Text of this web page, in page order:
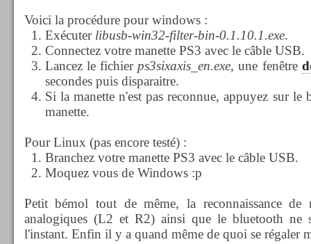
Voici la procédure pour windows :
Exécuter libusb-win32-filter-bin-0.1.10.1.exe.
Connectez votre manette PS3 avec le câble USB.
Lancez le fichier ps3sixaxis_en.exe, une fenêtre
secondes puis disparaitre.
Si la manette n'est pas reconnue, appuyez sur
manette.
Pour Linux (pas encore testé) :
Branchez votre manette PS3 avec le câble USB.
Moquez vous de Windows :p
Petit bémol tout de même, la reconnaissance de
analogiques (L2 et R2) ainsi que le bluetooth ne
l'instant. Enfin il y a quand même de quoi se régaler